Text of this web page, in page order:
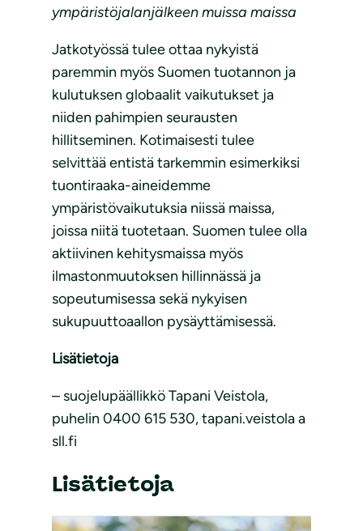
ympäristöjalanjälkeen muissa maissa
Jatkotyössä tulee ottaa nykyistä
paremmin myös Suomen tuotannon ja
kulutuksen globaalit vaikutukset ja
niiden pahimpien seurausten
hillitseminen. Kotimaisesti tulee
selvittää entistä tarkemmin esimerkiksi
tuontiraaka-aineidemme
ympäristövaikutuksia niissä maissa,
joissa niitä tuotetaan. Suomen tulee olla
aktiivinen kehitysmaissa myös
ilmastonmuutoksen hillinnässä ja
sopeutumisessa sekä nykyisen
sukupuuttoaallon pysäyttämisessä.
Lisätietoja
– suojelupäällikkö Tapani Veistola,
puhelin 0400 615 530, tapani.veistola a
sll.fi
Lisätietoja